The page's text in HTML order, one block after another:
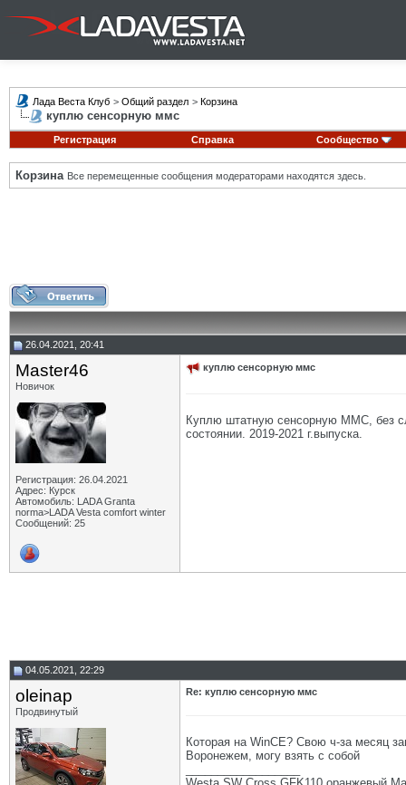
Лада Веста Клуб > Общий раздел > Корзина
куплю сенсорную ммс
Регистрация Справка Сообщество
Корзина Все перемещенные сообщения модераторами находятся здесь.
26.04.2021, 20:41
Master46
Новичок
Регистрация: 26.04.2021
Адрес: Курск
Автомобиль: LADA Granta
norma>LADA Vesta comfort winter
Сообщений: 25
куплю сенсорную ммс
Куплю штатную сенсорную ММС, без
состоянии. 2019-2021 г.выпуска.
04.05.2021, 22:29
oleinap
Продвинутый
Re: куплю сенсорную ммс
Которая на WinCE? Свою ч-за месяц
Воронежем, могу взять с собой